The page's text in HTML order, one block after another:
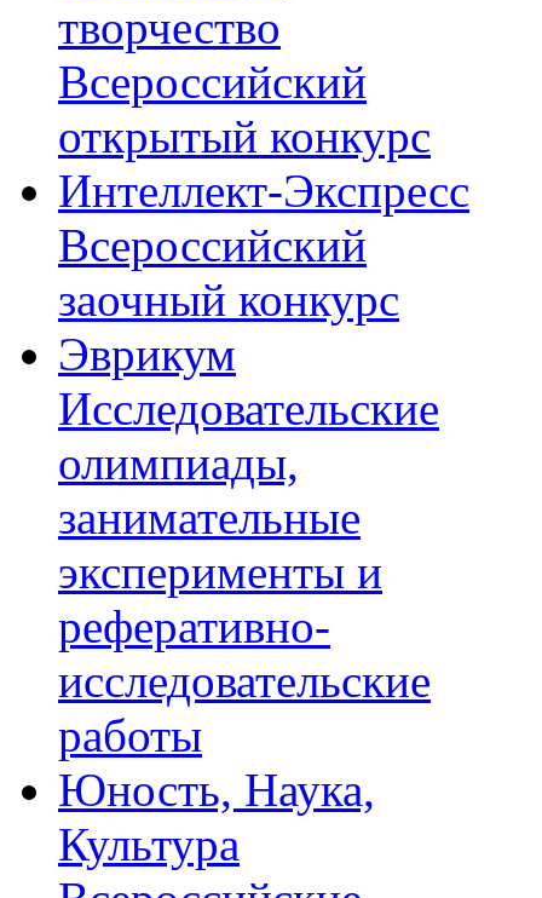
творчество
Всероссийский
открытый конкурс
Интеллект-Экспресс
Всероссийский
заочный конкурс
Эврикум
Исследовательские
олимпиады,
занимательные
эксперименты и
реферативно-
исследовательские
работы
Юность, Наука,
Культура